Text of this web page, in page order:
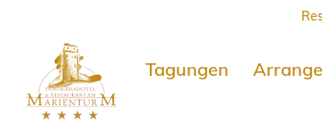
Tagungen